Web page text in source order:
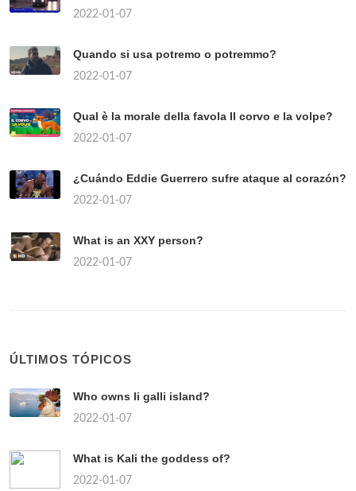
2022-01-07
Quando si usa potremo o potremmo?
2022-01-07
Qual è la morale della favola Il corvo e la volpe?
2022-01-07
¿Cuándo Eddie Guerrero sufre ataque al corazón?
2022-01-07
What is an XXY person?
2022-01-07
ÚLTIMOS TÓPICOS
Who owns li galli island?
2022-01-07
What is Kali the goddess of?
2022-01-07